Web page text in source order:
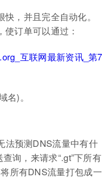
，并且完全自动化。
订单可以通过：
)。
法预测DNS流量中有什
询，来请求“.gt”下所有
所有DNS流量打包成一